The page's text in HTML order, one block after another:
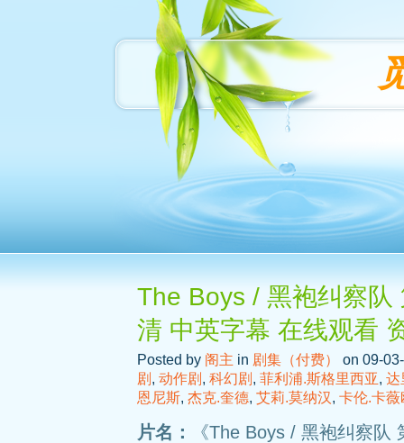
The Boys / 黑袍纠察
清 中英字幕 在线观看
Posted by 阁主 in 剧集（付费）
on 09-
剧 , 动作剧 , 科幻剧 , 菲利浦.斯格里西亚, 达
恩尼斯, 杰克.奎德, 艾莉.莫纳汉, 卡伦.卡薇
片名：
《The Boys / 黑袍纠察队